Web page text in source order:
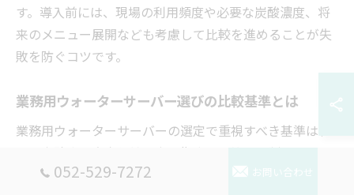
す。導入前には、現場の利用頻度や必要な炭酸濃度、将
来のメニュー展開なども考慮して比較を進めることが失
敗を防ぐコツです。
業務用ウォーターサーバー選びの比較基準とは
業務用ウォーターサーバーの選定で重視すべき基準は、
まず炭酸水の安定供給能力と衛生面の管理体制です。密
封性の高い機器や自動洗浄機能付きモデルは、炭酸の抜
052-529-7272 お問い合わせ